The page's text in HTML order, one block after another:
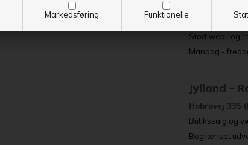
Markedsføring Funktionelle
Øresundsvej
Butikssalg og
Stort web- og
Mandag -
Jylland -
Hobrovej 335
Butikssalg og
Begrænset